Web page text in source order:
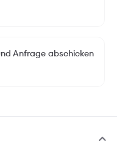
Anfrage abschicken